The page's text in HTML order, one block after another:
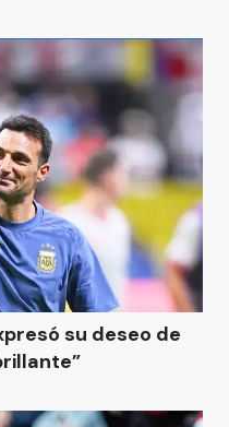
su deseo de